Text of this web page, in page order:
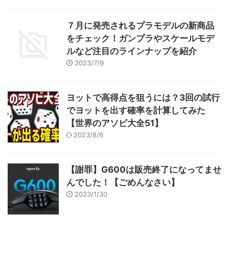
７月に発売されるプラモデルの新商品
をチェック！ガンプラやスケールモデ
ルなど注目のラインナップを紹介
2023/7/9
ヨットで高得点を狙うには？3回の試行
でヨットを出す確率を計算してみた
【世界のアソビ大全51】
2023/8/6
【謝罪】G600は販売終了になってませ
んでした！【ごめんなさい】
2023/1/30